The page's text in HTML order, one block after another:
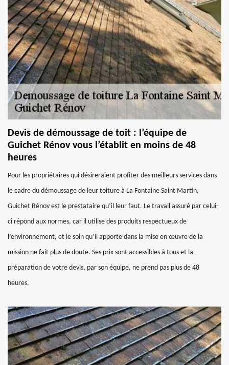
Devis de démoussage de toit : l’équipe de
Guichet Rénov vous l’établit en moins de 48
heures
Pour les propriétaires qui désireraient profiter des meilleurs services dans
le cadre du démoussage de leur toiture à La Fontaine Saint Martin,
Guichet Rénov est le prestataire qu’il leur faut. Le travail assuré par celui-
ci répond aux normes, car il utilise des produits respectueux de
l’environnement, et le soin qu’il apporte dans la mise en œuvre de la
mission ne fait plus de doute. Ses prix sont accessibles à tous et la
préparation de votre devis, par son équipe, ne prend pas plus de 48
heures.